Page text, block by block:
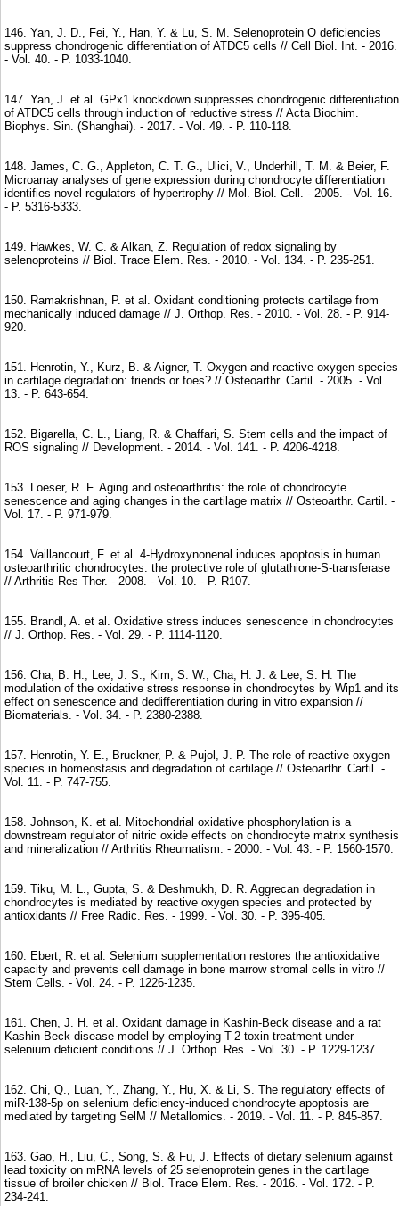
146. Yan, J. D., Fei, Y., Han, Y. & Lu, S. M. Selenoprotein O deficiencies
suppress chondrogenic differentiation of ATDC5 cells // Cell Biol. Int. - 2016.
- Vol. 40. - P. 1033-1040.
147. Yan, J. et al. GPx1 knockdown suppresses chondrogenic differentiation
of ATDC5 cells through induction of reductive stress // Acta Biochim.
Biophys. Sin. (Shanghai). - 2017. - Vol. 49. - P. 110-118.
148. James, C. G., Appleton, C. T. G., Ulici, V., Underhill, T. M. & Beier, F.
Microarray analyses of gene expression during chondrocyte differentiation
identifies novel regulators of hypertrophy // Mol. Biol. Cell. - 2005. - Vol. 16.
- P. 5316-5333.
149. Hawkes, W. C. & Alkan, Z. Regulation of redox signaling by
selenoproteins // Biol. Trace Elem. Res. - 2010. - Vol. 134. - P. 235-251.
150. Ramakrishnan, P. et al. Oxidant conditioning protects cartilage from
mechanically induced damage // J. Orthop. Res. - 2010. - Vol. 28. - P. 914-
920.
151. Henrotin, Y., Kurz, B. & Aigner, T. Oxygen and reactive oxygen species
in cartilage degradation: friends or foes? // Osteoarthr. Cartil. - 2005. - Vol.
13. - P. 643-654.
152. Bigarella, C. L., Liang, R. & Ghaffari, S. Stem cells and the impact of
ROS signaling // Development. - 2014. - Vol. 141. - P. 4206-4218.
153. Loeser, R. F. Aging and osteoarthritis: the role of chondrocyte
senescence and aging changes in the cartilage matrix // Osteoarthr. Cartil. -
Vol. 17. - P. 971-979.
154. Vaillancourt, F. et al. 4-Hydroxynonenal induces apoptosis in human
osteoarthritic chondrocytes: the protective role of glutathione-S-transferase
// Arthritis Res Ther. - 2008. - Vol. 10. - P. R107.
155. Brandl, A. et al. Oxidative stress induces senescence in chondrocytes
// J. Orthop. Res. - Vol. 29. - P. 1114-1120.
156. Cha, B. H., Lee, J. S., Kim, S. W., Cha, H. J. & Lee, S. H. The
modulation of the oxidative stress response in chondrocytes by Wip1 and its
effect on senescence and dedifferentiation during in vitro expansion //
Biomaterials. - Vol. 34. - P. 2380-2388.
157. Henrotin, Y. E., Bruckner, P. & Pujol, J. P. The role of reactive oxygen
species in homeostasis and degradation of cartilage // Osteoarthr. Cartil. -
Vol. 11. - P. 747-755.
158. Johnson, K. et al. Mitochondrial oxidative phosphorylation is a
downstream regulator of nitric oxide effects on chondrocyte matrix synthesis
and mineralization // Arthritis Rheumatism. - 2000. - Vol. 43. - P. 1560-1570.
159. Tiku, M. L., Gupta, S. & Deshmukh, D. R. Aggrecan degradation in
chondrocytes is mediated by reactive oxygen species and protected by
antioxidants // Free Radic. Res. - 1999. - Vol. 30. - P. 395-405.
160. Ebert, R. et al. Selenium supplementation restores the antioxidative
capacity and prevents cell damage in bone marrow stromal cells in vitro //
Stem Cells. - Vol. 24. - P. 1226-1235.
161. Chen, J. H. et al. Oxidant damage in Kashin‐Beck disease and a rat
Kashin-Beck disease model by employing T-2 toxin treatment under
selenium deficient conditions // J. Orthop. Res. - Vol. 30. - P. 1229-1237.
162. Chi, Q., Luan, Y., Zhang, Y., Hu, X. & Li, S. The regulatory effects of
miR-138-5p on selenium deficiency-induced chondrocyte apoptosis are
mediated by targeting SelM // Metallomics. - 2019. - Vol. 11. - P. 845-857.
163. Gao, H., Liu, C., Song, S. & Fu, J. Effects of dietary selenium against
lead toxicity on mRNA levels of 25 selenoprotein genes in the cartilage
tissue of broiler chicken // Biol. Trace Elem. Res. - 2016. - Vol. 172. - P.
234-241.